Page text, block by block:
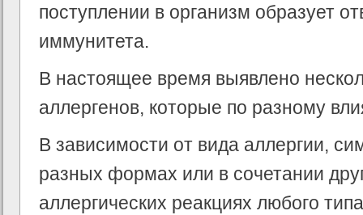
поступлении в организм образует
иммунитета.
В настоящее время выявлено
аллергенов, которые по разному
В зависимости от вида аллергии,
разных формах или в сочетании
аллергических реакциях любого